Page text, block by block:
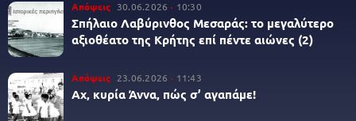
Απόψεις 30.06.2026 10:30
Σπήλαιο Λαβύρινθος Μεσαράς: το μεγαλύτερο
αξιοθέατο της Κρήτης επί πέντε αιώνες (2)
Απόψεις 23.06.2026 11:43
Αχ, κυρία Άννα, πώς σ’ αγαπάμε!